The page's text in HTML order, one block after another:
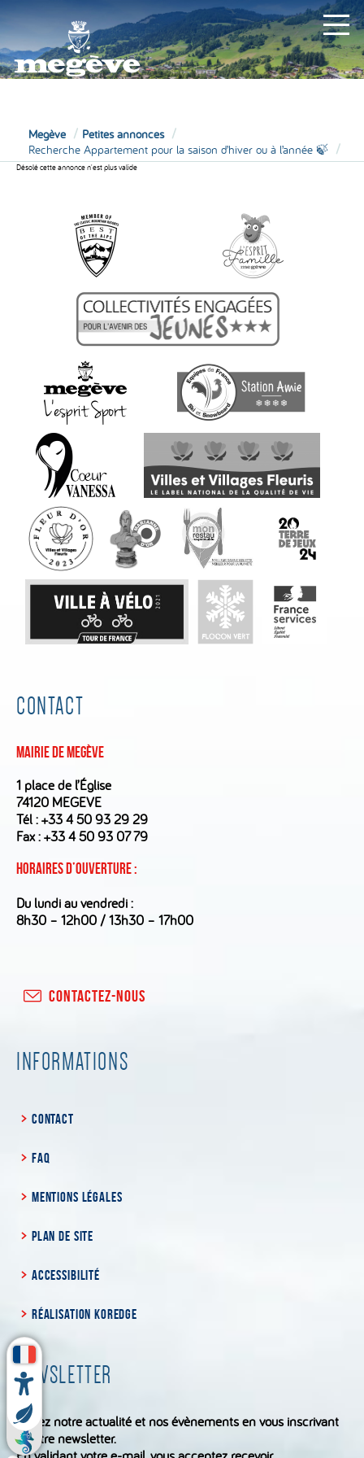
Megève
Petites annonces
Recherche Appartement pour la saison d’hiver ou à l’année 🍃
Désolé cette annonce n'est plus valide
CONTACT
Mairie de Megève
1 place de l’Église
74120 MEGEVE
Tél :+33 4 50 93 29 29
Fax : +33 4 50 93 07 79
Horaires d’ouverture :
Du lundi au vendredi :
8h30 – 12h00 / 13h30 – 17h00
CONTACTEZ-NOUS
INFORMATIONS
CONTACT
FAQ
MENTIONS LÉGALES
PLAN DE SITE
ACCESSIBILITÉ
RÉALISATION KOREDGE
NEWSLETTER
Suivez notre actualité et nos évènements en vous inscrivant
à notre newsletter.